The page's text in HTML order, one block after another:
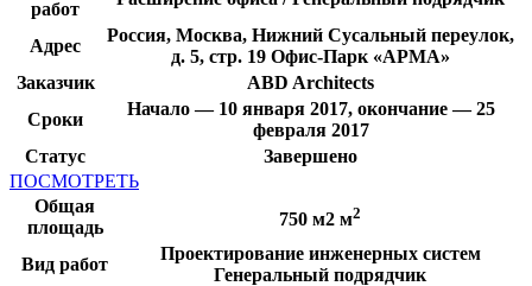
работ
Адрес
Россия, Москва, Нижний Сусальный переулок,
д. 5, стр. 19 Офис-Парк «АРМА»
Заказчик
ABD Architects
Сроки
Начало — 10 января 2017, окончание — 25
февраля 2017
Статус
Завершено
ПОСМОТРЕТЬ
Общая
площадь
750 м2 м2
Вид работ
Проектирование инженерных систем
Генеральный подрядчик